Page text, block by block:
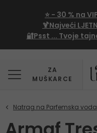
⭐ - 30 % na
🍹Najveći
🔐Psst ... Tvoje
ZA
MUŠKARCE